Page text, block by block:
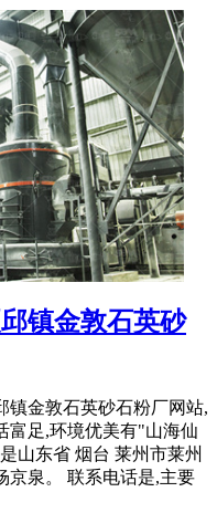
镇金敦石英砂
镇金敦石英砂石粉厂网站,
富足,环境优美有"山海仙
山东省 烟台 莱州市莱州
京泉。 联系电话是,主要